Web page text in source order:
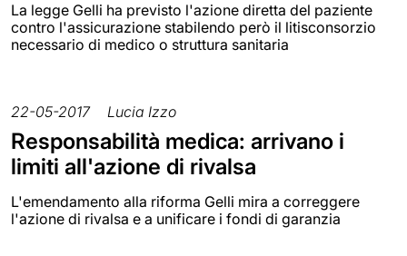
La legge Gelli ha previsto l'azione diretta del paziente
contro l'assicurazione stabilendo però il litisconsorzio
necessario di medico o struttura sanitaria
22-05-2017 Lucia Izzo
Responsabilità medica: arrivano i
limiti all'azione di rivalsa
L'emendamento alla riforma Gelli mira a correggere
l'azione di rivalsa e a unificare i fondi di garanzia